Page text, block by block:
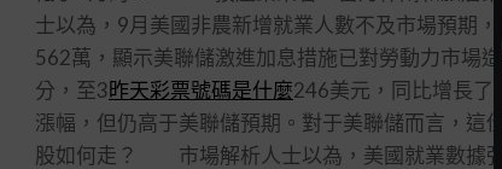
士以為，9月美國非農新增就業人數不及市場預期
562萬，顯示美聯儲激進加息措施已對勞動力市
分，至3昨天彩票號碼是什麼246美元，同比增長
漲幅，但仍高于美聯儲預期。對于美聯儲而言，
股如何走？ 市場解析人士以為，美國就業數據